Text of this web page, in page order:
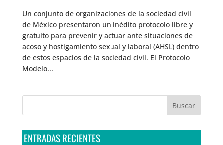
Un conjunto de organizaciones de la sociedad civil
de México presentaron un inédito protocolo libre y
gratuito para prevenir y actuar ante situaciones de
acoso y hostigamiento sexual y laboral (AHSL) dentro
de estos espacios de la sociedad civil. El Protocolo
Modelo...
ENTRADAS RECIENTES